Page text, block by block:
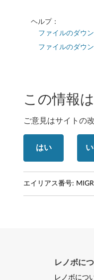
4
b
i
/
X
ヘルプ：
ファイルのダウ
ファイルのダウ
この情報
ご意見はサイトの
はい
エイリアス番号:
レノボに
レノボにつ